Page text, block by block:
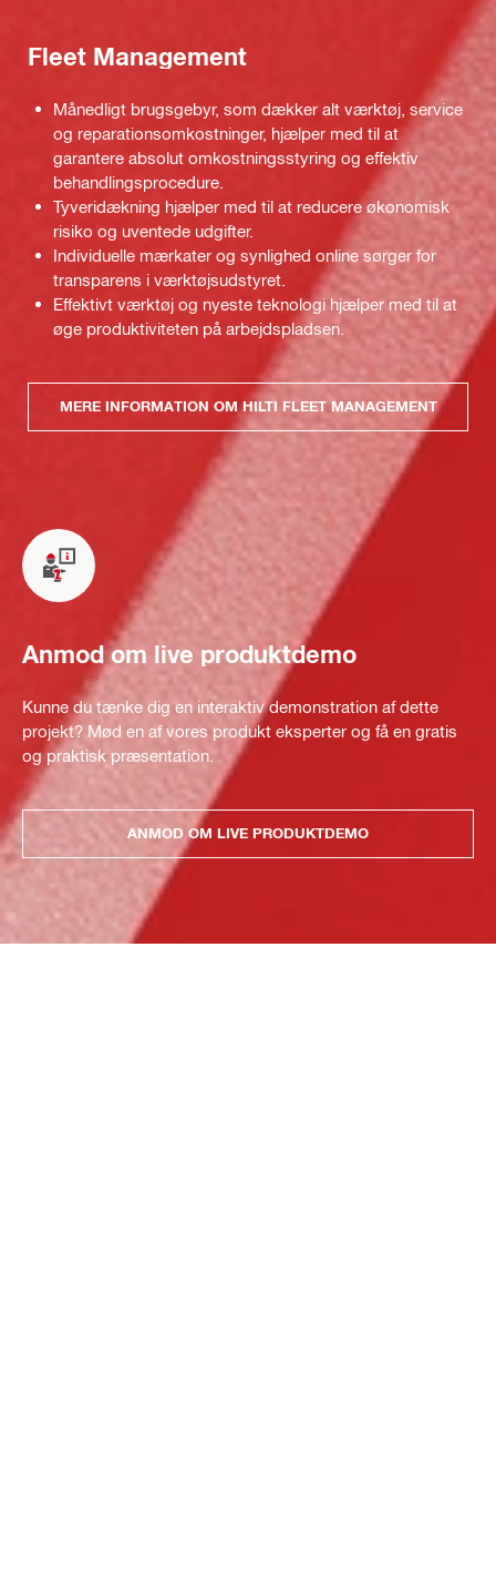
Fleet Management
Månedligt brugsgebyr, som dækker alt værktøj, service
og reparationsomkostninger, hjælper med til at
garantere absolut omkostningsstyring og effektiv
behandlingsprocedure.
Tyveridækning hjælper med til at reducere økonomisk
risiko og uventede udgifter.
Individuelle mærkater og synlighed online sørger for
transparens i værktøjsudstyret.
Effektivt værktøj og nyeste teknologi hjælper med til at
øge produktiviteten på arbejdspladsen.
MERE INFORMATION OM HILTI FLEET MANAGEMENT
Anmod om live produktdemo
Kunne du tænke dig en interaktiv demonstration af dette
projekt? Mød en af vores produkt eksperter og få en gratis
og praktisk præsentation.
ANMOD OM LIVE PRODUKTDEMO